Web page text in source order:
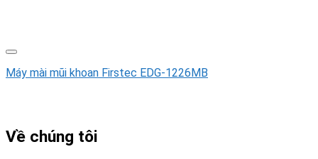
Máy mài mũi khoan Firstec EDG-1226MB
Về chúng tôi